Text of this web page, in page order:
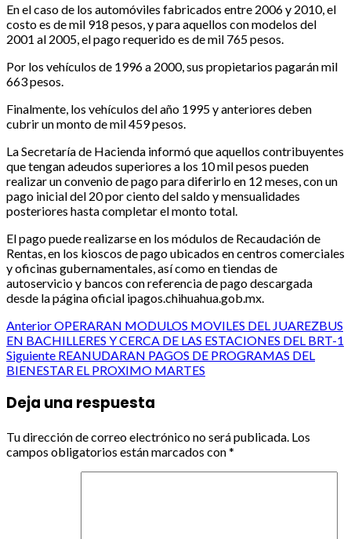
En el caso de los automóviles fabricados entre 2006 y 2010, el
costo es de mil 918 pesos, y para aquellos con modelos del
2001 al 2005, el pago requerido es de mil 765 pesos.
Por los vehículos de 1996 a 2000, sus propietarios pagarán mil
663 pesos.
Finalmente, los vehículos del año 1995 y anteriores deben
cubrir un monto de mil 459 pesos.
La Secretaría de Hacienda informó que aquellos contribuyentes
que tengan adeudos superiores a los 10 mil pesos pueden
realizar un convenio de pago para diferirlo en 12 meses, con un
pago inicial del 20 por ciento del saldo y mensualidades
posteriores hasta completar el monto total.
El pago puede realizarse en los módulos de Recaudación de
Rentas, en los kioscos de pago ubicados en centros comerciales
y oficinas gubernamentales, así como en tiendas de
autoservicio y bancos con referencia de pago descargada
desde la página oficial ipagos.chihuahua.gob.mx.
Post
navigation
AnteriorOPERARAN MODULOS MOVILES DEL JUAREZBUS
EN BACHILLERES Y CERCA DE LAS ESTACIONES DEL BRT-1
Siguiente REANUDARAN PAGOS DE PROGRAMAS DEL
BIENESTAR EL PROXIMO MARTES
Deja una respuesta
Tu dirección de correo electrónico no será publicada. Los
campos obligatorios están marcados con*